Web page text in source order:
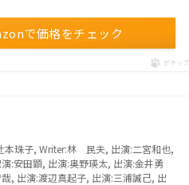
で価格をチェック
ポチップ
本珠子, Writer:林 民夫, 出演:二宮和也,
:安田顕, 出演:奥野瑛太, 出演:金井勇
出演:渡辺真起子, 出演:三浦誠己, 出